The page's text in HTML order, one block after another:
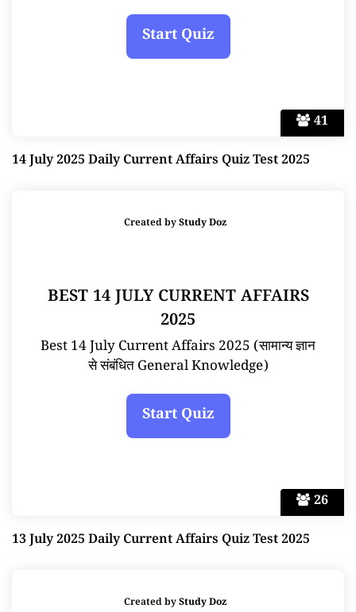
41
14 July 2025 Daily Current Affairs Quiz Test 2025
26
Created byStudy Doz
BEST 14 JULY CURRENT AFFAIRS
2025
Best 14 July Current Affairs 2025 (सामान्य ज्ञान
से संबंधित General Knowledge)
13 July 2025 Daily Current Affairs Quiz Test 2025
Created byStudy Doz